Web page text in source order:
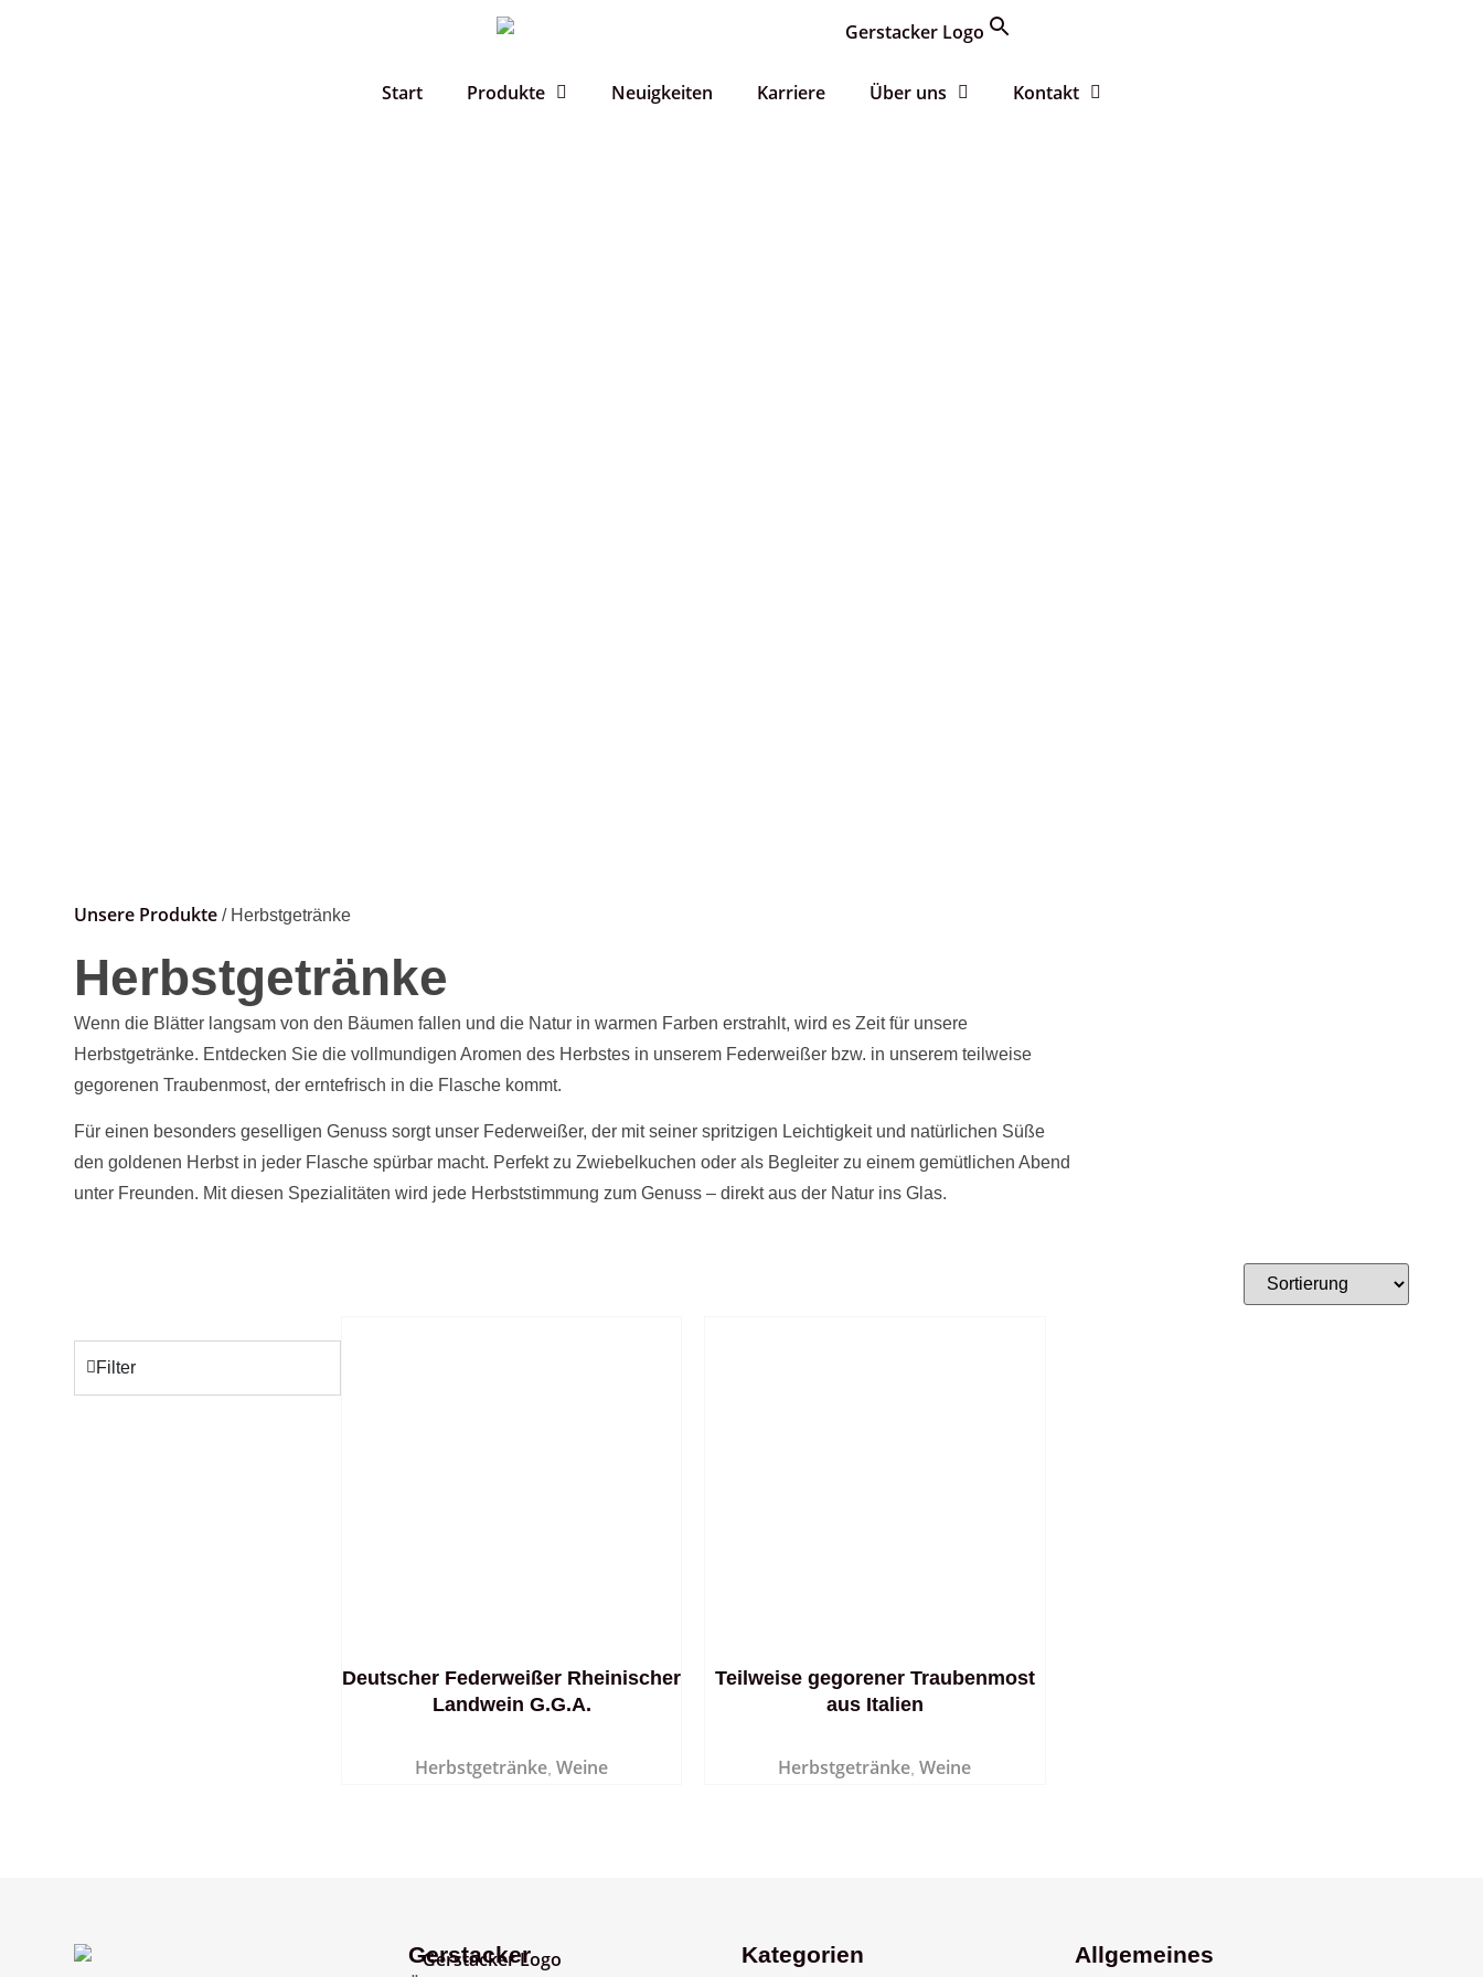
Start Produkte Neuigkeiten Karriere Über uns Kontakt
Unsere Produkte / Herbstgetränke
Herbstgetränke
Wenn die Blätter langsam von den Bäumen fallen und die Natur in warmen Farben erstrahlt, wird es Zeit für unsere
Herbstgetränke. Entdecken Sie die vollmundigen Aromen des Herbstes in unserem Federweißer bzw. in unserem teilweise
gegorenen Traubenmost, der erntefrisch in die Flasche kommt.
Für einen besonders geselligen Genuss sorgt unser Federweißer, der mit seiner spritzigen Leichtigkeit und natürlichen Süße
den goldenen Herbst in jeder Flasche spürbar macht. Perfekt zu Zwiebelkuchen oder als Begleiter zu einem gemütlichen Abend
unter Freunden. Mit diesen Spezialitäten wird jede Herbststimmung zum Genuss – direkt aus der Natur ins Glas.
Filter
Herbstgetränke ,Weine
Deutscher Federweißer Rheinischer
Landwein G.G.A.
Herbstgetränke ,Weine
Teilweise gegorener Traubenmost
aus Italien
Gerstacker Kategorien Allgemeines